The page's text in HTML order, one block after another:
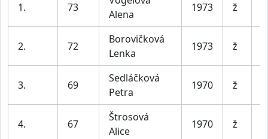
1. 73
Alena
1973 ž
2. 72
Borovičková
Lenka
1973 ž
3. 69
Sedláčková
Petra
1970 ž
4. 67
Štrosová
Alice
1970 ž